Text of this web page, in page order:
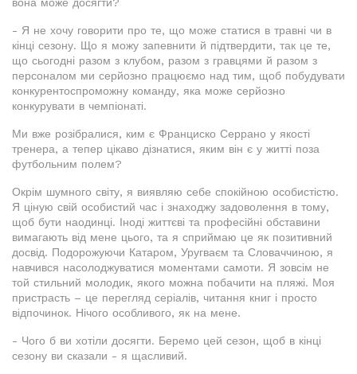
- Я не хочу говорити про те, що може статися в травні чи в
кінці сезону. Що я можу запевнити й підтвердити, так це те,
що сьогодні разом з клубом, разом з гравцями й разом з
персоналом ми серйозно працюємо над тим, щоб побудувати
конкурентоспроможну команду, яка може серйозно
конкурувати в чемпіонаті.
Ми вже розібралися, ким є Франциско Серрано у якості
тренера, а тепер цікаво дізнатися, яким він є у житті поза
футбольним полем?
Окрім шумного світу, я виявляю себе спокійною особистістю.
Я ціную свій особистий час і знаходжу задоволення в тому,
щоб бути наодинці. Іноді життєві та професійні обставини
вимагають від мене цього, та я сприймаю це як позитивний
досвід. Подорожуючи Катаром, Уругваєм та Словаччиною, я
навчився насолоджуватися моментами самоти. Я зовсім не
той стильний молодик, якого можна побачити на пляжі. Моя
пристрасть – це перегляд серіалів, читання книг і просто
відпочинок. Нічого особливого, як на мене.
- Чого б ви хотіли досягти. Беремо цей сезон, щоб в кінці
сезону ви сказали - я щасливий.